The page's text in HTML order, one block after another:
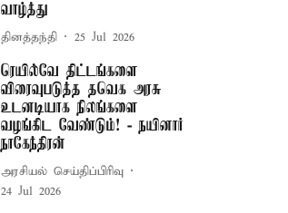
வாழ்த்து
தினத்தந்தி 25 Jul 2026
ரெயில்வே திட்டங்களை
விரைவுபடுத்த தவெக அரசு
உடனடியாக நிலங்களை
வழங்கிட வேண்டும்! - நயினார்
நாகேந்திரன்
அரசியல் செய்திப்பிரிவு
24 Jul 2026